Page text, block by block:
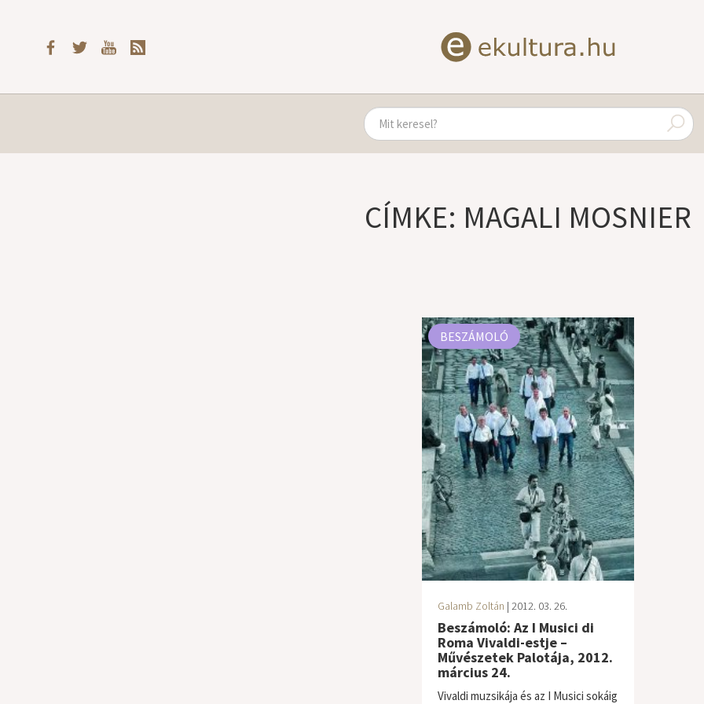
CÍMKE: MAGALI MOSNIER
BESZÁMOLÓ
Galamb Zoltán | 2012. 03. 26.
Beszámoló: Az I Musici di
Roma Vivaldi-estje –
Művészetek Palotája, 2012.
március 24.
Vivaldi muzsikája és az I Musici sokáig